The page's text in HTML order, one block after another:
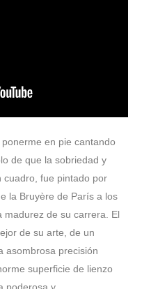
en pie cantando
de que la sobriedad y
cuadro, fue pintado por
la Bruyère de París a los
madurez de su carrera. El
de su arte, de un
asombrosa precisión
superficie de lienzo